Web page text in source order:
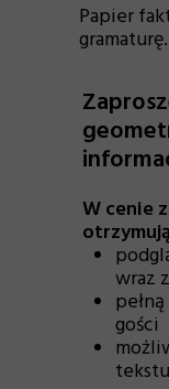
Papier
gramaturę.
W cenie
wraz
gości